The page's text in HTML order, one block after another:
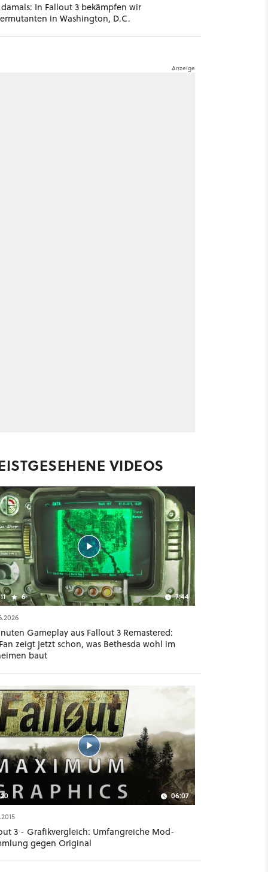
In Fallout 3 bekämpfen wir
in Washington, D.C.
VIDEOS
6 7:44
Gameplay aus Fallout 3 Remastered:
zeigt jetzt schon, was Bethesda wohl im
baut
06:07
3 - Grafikvergleich: Umfangreiche Mod-
gegen Original